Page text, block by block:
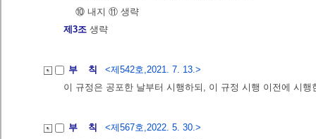
⑩ 내지 ⑪ 생략
제3조 생략
부 칙
<제542호,2021. 7. 13.>
이 규정은 공포한 날부터 시행하되, 이 규정 시행 이전에 시
부 칙
<제567호,2022. 5. 30.>